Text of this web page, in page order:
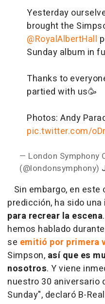
Yesterday
brought the
@RoyalAlbertHall
Sunday album in
Thanks to
partied with us🥳
Photos: Andy
pic.twitter.com/
— London Symphony
(@londonsymphony)
Sin embargo, en este
predicción, ha sido una
para recrear la escena
hemos hablado
se emitió por primera
Simpson, así que es
nosotros. Y viene
nuestro 30 aniversario
Sunday", declaró B-